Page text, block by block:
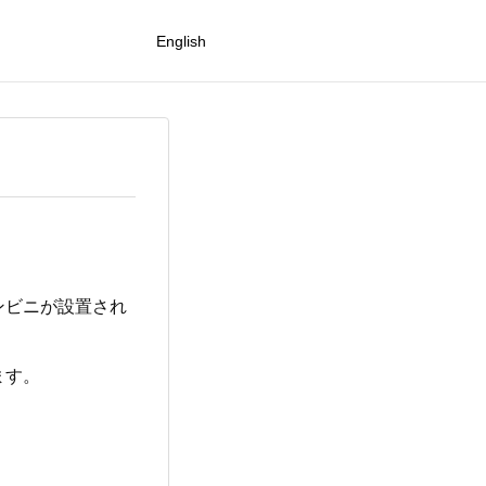
English
ニが設置され
。